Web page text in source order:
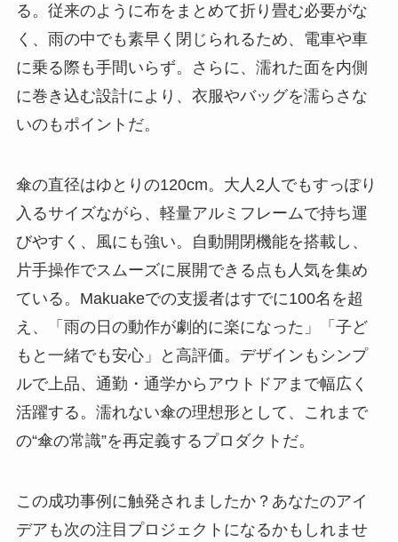
る。従来のように布をまとめて折り畳む必要がな
く、雨の中でも素早く閉じられるため、電車や車
に乗る際も手間いらず。さらに、濡れた面を内側
に巻き込む設計により、衣服やバッグを濡らさな
いのもポイントだ。
傘の直径はゆとりの120cm。大人2人でもすっぽり
入るサイズながら、軽量アルミフレームで持ち運
びやすく、風にも強い。自動開閉機能を搭載し、
片手操作でスムーズに展開できる点も人気を集め
ている。Makuakeでの支援者はすでに100名を超
え、「雨の日の動作が劇的に楽になった」「子ど
もと一緒でも安心」と高評価。デザインもシンプ
ルで上品、通勤・通学からアウトドアまで幅広く
活躍する。濡れない傘の理想形として、これまで
の“傘の常識”を再定義するプロダクトだ。
この成功事例に触発されましたか？あなたのアイ
デアも次の注目プロジェクトになるかもしれませ